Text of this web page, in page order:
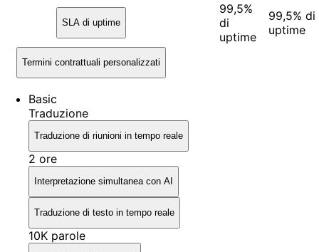
SLA di uptime
99,5%
di
uptime
99,5% di
uptime
Termini contrattuali personalizzati
Basic
Traduzione
Traduzione di riunioni in tempo reale
2 ore
Interpretazione simultanea con AI
Traduzione di testo in tempo reale
10K parole